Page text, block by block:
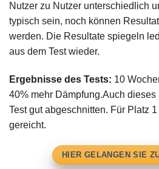
Nutzer zu Nutzer unterschiedlich
typisch sein, noch können
werden. Die Resultate spiegeln
aus dem Test wieder.
Ergebnisse des Tests: 10
40% mehr Dämpfung.Auch
Test gut abgeschnitten. Für Platz
gereicht.
HIER GELANGEN SIE